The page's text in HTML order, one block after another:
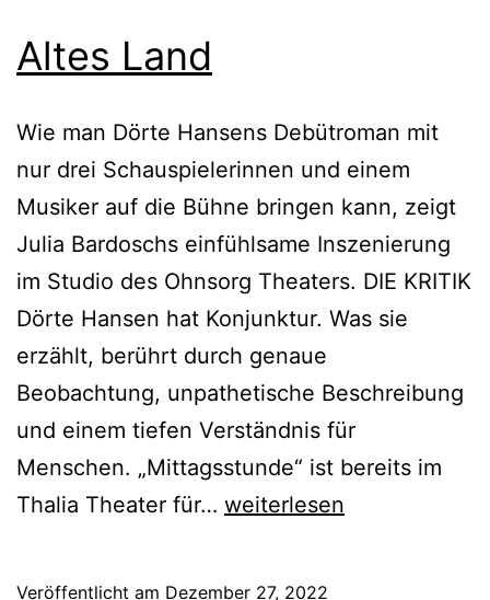
Altes Land
Wie man Dörte Hansens Debütroman mit
nur drei Schauspielerinnen und einem
Musiker auf die Bühne bringen kann, zeigt
Julia Bardoschs einfühlsame Inszenierung
im Studio des Ohnsorg Theaters. DIE KRITIK
Dörte Hansen hat Konjunktur. Was sie
erzählt, berührt durch genaue
Beobachtung, unpathetische Beschreibung
und einem tiefen Verständnis für
Menschen. „Mittagsstunde“ ist bereits im
Thalia Theater für… Altes
weiterlesen
Veröffentlicht am Dezember 27, 2022